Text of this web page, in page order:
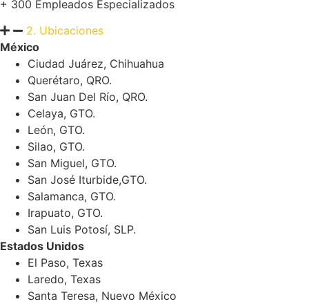
+ 300 Empleados Especializados
2. Ubicaciones
México
Ciudad Juárez, Chihuahua
Querétaro, QRO.
San Juan Del Río, QRO.
Celaya, GTO.
León, GTO.
Silao, GTO.
San Miguel, GTO.
San José Iturbide,GTO.
Salamanca, GTO.
Irapuato, GTO.
San Luis Potosí, SLP.
Estados Unidos
El Paso, Texas
Laredo, Texas
Santa Teresa, Nuevo México